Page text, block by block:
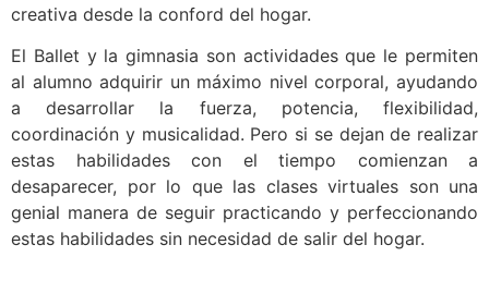
creativa desde la conford del hogar.
El Ballet y la gimnasia son actividades que le permiten
al alumno adquirir un máximo nivel corporal, ayudando
a desarrollar la fuerza, potencia, flexibilidad,
coordinación y musicalidad. Pero si se dejan de realizar
estas habilidades con el tiempo comienzan a
desaparecer, por lo que las clases virtuales son una
genial manera de seguir practicando y perfeccionando
estas habilidades sin necesidad de salir del hogar.